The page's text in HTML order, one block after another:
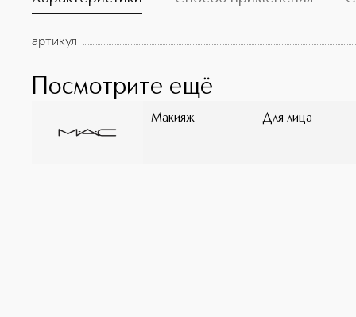
действия • Подходит для чувствительной кожи
артикул
Посмотрите ещё
Макияж Для лица